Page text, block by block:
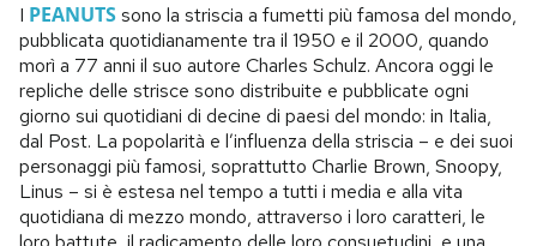
I PEANUTSsono la striscia a fumetti più famosa del mondo,
pubblicata quotidianamente tra il 1950 e il 2000, quando
morì a 77 anni il suo autore Charles Schulz. Ancora oggi le
repliche delle strisce sono distribuite e pubblicate ogni
giorno sui quotidiani di decine di paesi del mondo: in Italia,
dal Post. La popolarità e l’influenza della striscia – e dei suoi
personaggi più famosi, soprattutto Charlie Brown, Snoopy,
Linus – si è estesa nel tempo a tutti i media e alla vita
quotidiana di mezzo mondo, attraverso i loro caratteri, le